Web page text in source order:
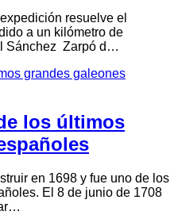
resuelve el
a un kilómetro de
Sánchez Zarpó d…
los últimos
en 1698 y fue uno de los
El 8 de junio de 1708